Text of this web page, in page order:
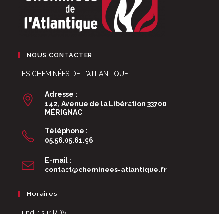
NOUS CONTACTER
LES CHEMINÉES DE L'ATLANTIQUE
Adresse :
142, Avenue de la Libération 33700
MÉRIGNAC
Téléphone :
05.56.05.61.96
E-mail :
contact@cheminees-atlantique.frS’ouvre
Horaires